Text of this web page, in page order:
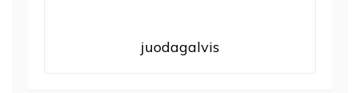
juodagalvis